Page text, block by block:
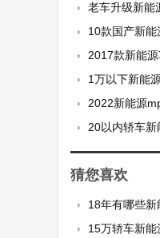
老车升级新能
10款国产新
2017款新能
1万以下新能
2022新能源
20以内轿车
猜您喜欢
18年有哪些
15万轿车新